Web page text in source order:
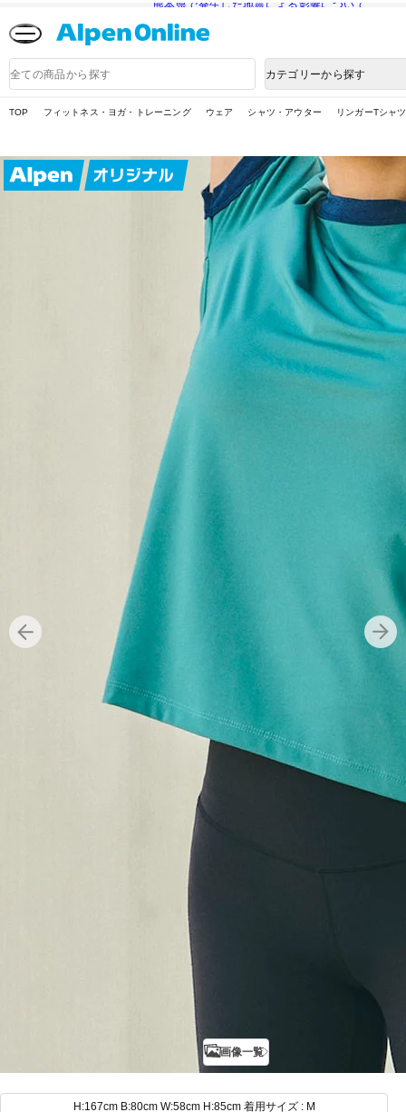
熊本県で発生した地震による影響について
品
検
カテゴリーから探す
TOP フィットネス・ヨガ・トレーニング ウェア シャツ・アウター リンガーTシャツ
画像一覧
H:167cm B:80cm W:58cm H:85cm 着用サイズ : M